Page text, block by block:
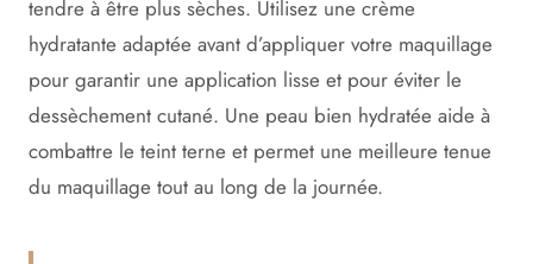
tendre à être plus sèches. Utilisez une crème
hydratante adaptée avant d’appliquer votre maquillage
pour garantir une application lisse et pour éviter le
dessèchement cutané. Une peau bien hydratée aide à
combattre le teint terne et permet une meilleure tenue
du maquillage tout au long de la journée.